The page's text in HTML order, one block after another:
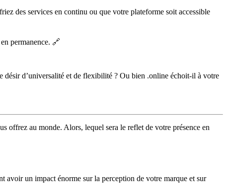
des services en continu ou que votre plateforme soit accessible
permanence. 🔗
désir d’universalité et de flexibilité ? Ou bien .online échoit-il à votre
offrez au monde. Alors, lequel sera le reflet de votre présence en
avoir un impact énorme sur la perception de votre marque et sur